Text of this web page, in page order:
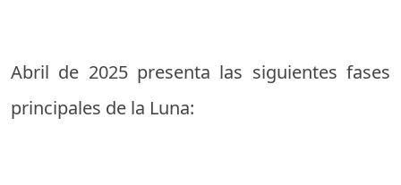
Abril de 2025 presenta las siguientes fases
principales de la Luna: